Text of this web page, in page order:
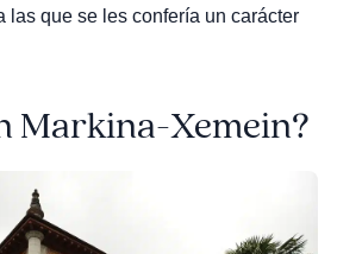
las que se les confería un carácter
Markina-Xemein?